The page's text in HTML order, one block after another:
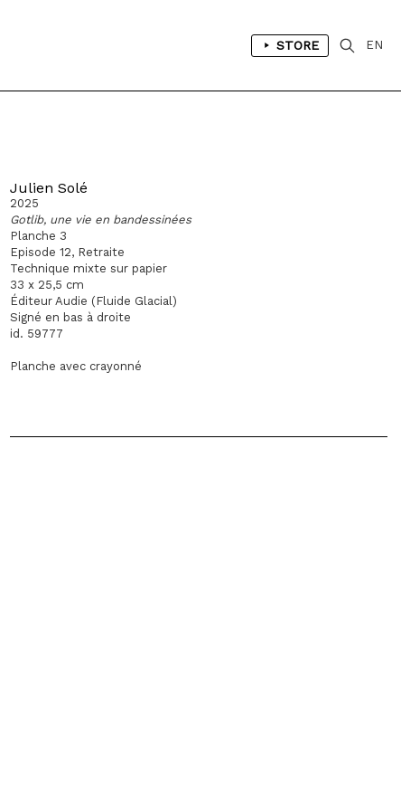
STORE EN
Julien Solé
2025
Gotlib, une vie en bandessinées
Planche 3
Episode 12, Retraite
Technique mixte sur papier
33 x 25,5 cm
Éditeur Audie (Fluide Glacial)
Signé en bas à droite
id. 59777
Planche avec crayonné